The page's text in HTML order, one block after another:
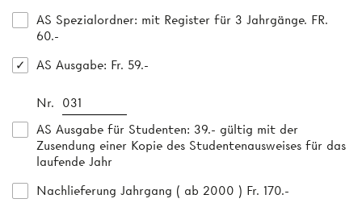
AS Spezialordner: mit Register für 3 Jahrgänge. FR.
60.-
AS Ausgabe: Fr. 59.-
Nr.
AS Ausgabe für Studenten: 39.- gültig mit der
Zusendung einer Kopie des Studentenausweises für das
laufende Jahr
Nachlieferung Jahrgang ( ab 2000 ) Fr. 170.-